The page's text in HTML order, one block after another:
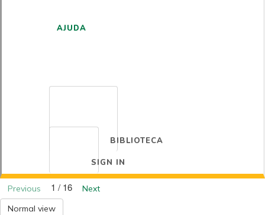
AJUDA
BIBLIOTECA
SIGN IN
Previous 1 / 16
Next
Normal view